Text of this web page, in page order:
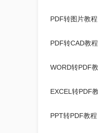
PDF转图片教程
PDF转CAD教程
WORD转PDF
EXCEL转PDF
PPT转PDF教程